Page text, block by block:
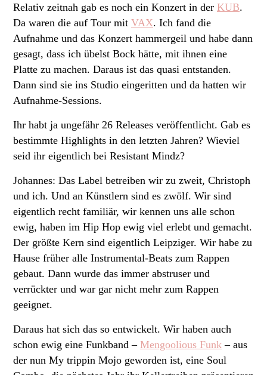
Relativ zeitnah gab es noch ein Konzert in der KUB.
Da waren die auf Tour mit VAX. Ich fand die
Aufnahme und das Konzert hammergeil und habe dann
gesagt, dass ich übelst Bock hätte, mit ihnen eine
Platte zu machen. Daraus ist das quasi entstanden.
Dann sind sie ins Studio eingeritten und da hatten wir
Aufnahme-Sessions.
Ihr habt ja ungefähr 26 Releases veröffentlicht. Gab es
bestimmte Highlights in den letzten Jahren? Wieviel
seid ihr eigentlich bei Resistant Mindz?
Johannes: Das Label betreiben wir zu zweit, Christoph
und ich. Und an Künstlern sind es zwölf. Wir sind
eigentlich recht familiär, wir kennen uns alle schon
ewig, haben im Hip Hop ewig viel erlebt und gemacht.
Der größte Kern sind eigentlich Leipziger. Wir habe zu
Hause früher alle Instrumental-Beats zum Rappen
gebaut. Dann wurde das immer abstruser und
verrückter und war gar nicht mehr zum Rappen
geeignet.
Daraus hat sich das so entwickelt. Wir haben auch
schon ewig eine Funkband – Mengoolious Funk – aus
der nun My trippin Mojo geworden ist, eine Soul